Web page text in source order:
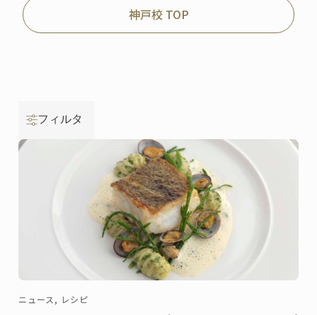
神戸校 TOP
フィルタ
ニュース, レシピ